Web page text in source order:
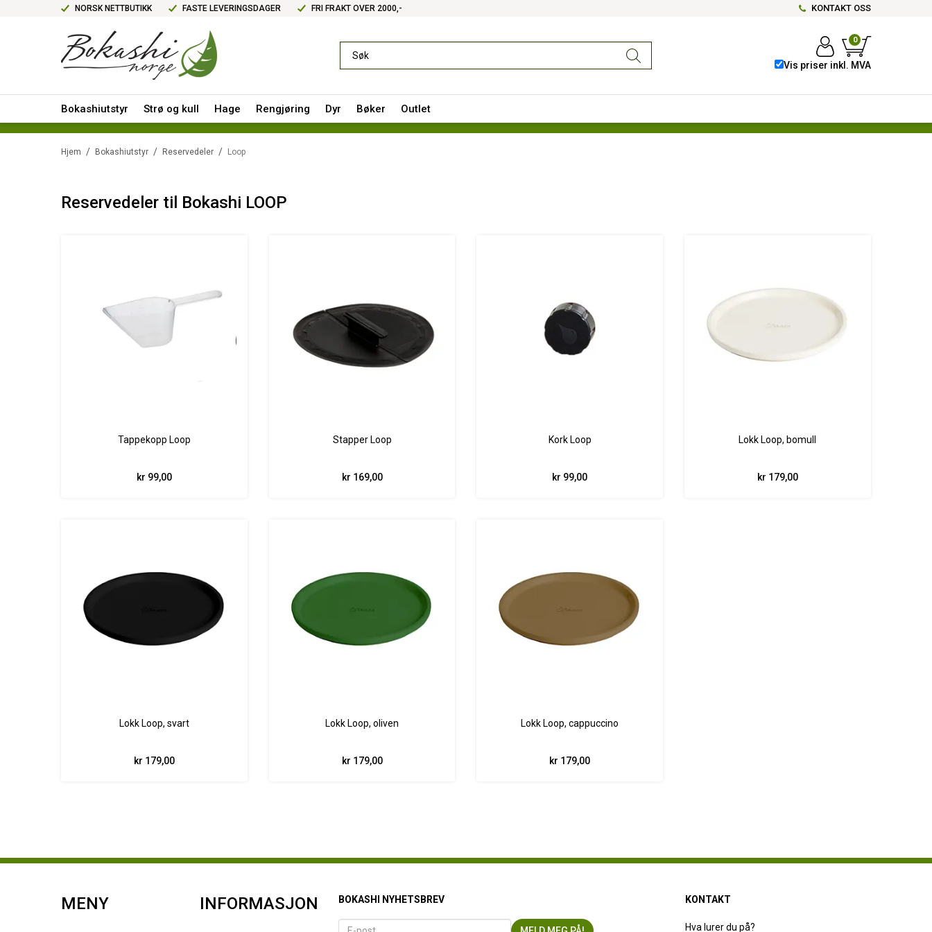
NORSK NETTBUTIKK FASTE LEVERINGSDAGER FRI FRAKT OVER 2000,- KONTAKT OSS
0
Vis priser inkl. MVA
Bokashiutstyr Strø og kull Hage Rengjøring Dyr Bøker Outlet
/
Hjem /
Bokashiutstyr /
Reservedeler Loop
Reservedeler til Bokashi LOOP
Tappekopp Loop
kr 99,00
Stapper Loop
kr 169,00
Kork Loop
kr 99,00
Lokk Loop, bomull
kr 179,00
Lokk Loop, svart
kr 179,00
Lokk Loop, oliven
kr 179,00
Lokk Loop, cappuccino
kr 179,00
MENY INFORMASJON BOKASHI NYHETSBREV KONTAKT
Hva lurer du på?